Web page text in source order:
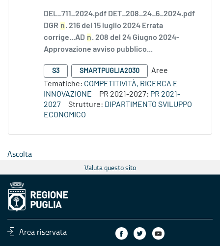
DEL_711_2024.pdf DET_208_24_6_2024.pdf
DGR n. 216 del 15 luglio 2024 Errata
corrige...AD n. 208 del 24 Giugno 2024-
Approvazione avviso pubblico...
S3 SMARTPUGLIA2030
Aree
Tematiche: COMPETITIVITÀ, RICERCA E
INNOVAZIONE
PR 2021-2027: PR 2021-
2027
Strutture: DIPARTIMENTO SVILUPPO
ECONOMICO
Ascolta
Valuta questo sito
Area riservata